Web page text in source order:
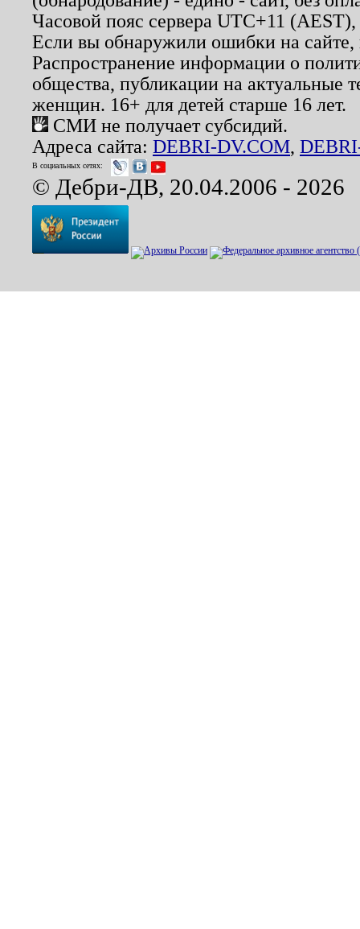
Часовой пояс сервера UTC+11
Если вы обнаружили ошибки на
Распространение информации о
общества, публикации на актуальные
женщин. 16+ для детей старше 16 лет.
СМИ не получает субсидий.
Адреса сайта: DEBRI-DV.COM,
В социальных сетях:
© Дебри-ДВ, 20.04.2006 - 2026